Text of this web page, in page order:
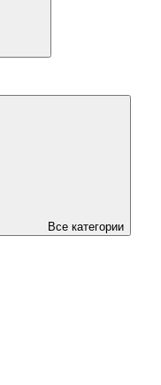
Все категории